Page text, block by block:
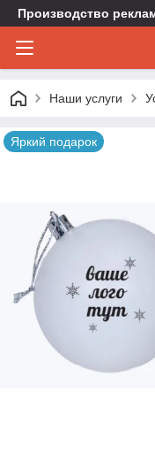
Производство
Наши услуги
Яркий подарок